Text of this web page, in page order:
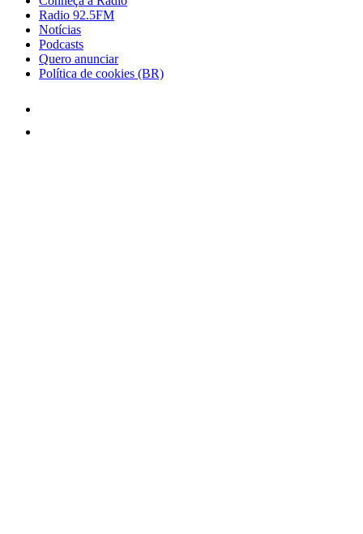
Radio 92.5FM
Notícias
Podcasts
Quero anunciar
Política de cookies (BR)